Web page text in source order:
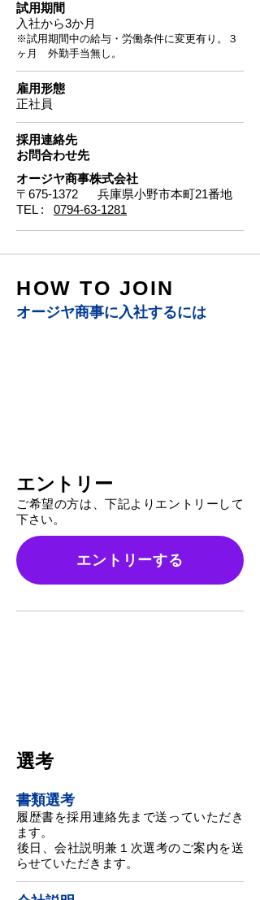
試用期間
入社から3か月
※試用期間中の給与・労働条件に変更有り。３
ヶ月 外勤手当無し。
雇用形態
正社員
採用連絡先
​お問合わせ先
​オージヤ商事株式会社
〒675-1372
兵庫県小野市本町21番地
TEL :
0794-63-1281
HOW TO JOIN
オージヤ商事に入社するには
エントリー
ご希望の方は、下記よりエントリーして
下さい。
エントリーする
選考
書類選考
履歴書を採用連絡先まで送っていただき
ます。
​後日、会社説明兼１次選考のご案内を送
らせていただきます。